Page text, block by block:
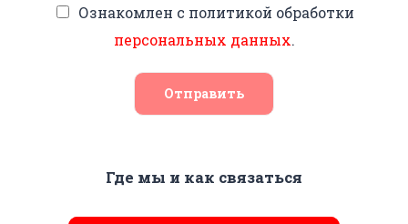
Ознакомлен с политикой обработки
персональных данных.
Отправить
Где мы и как связаться